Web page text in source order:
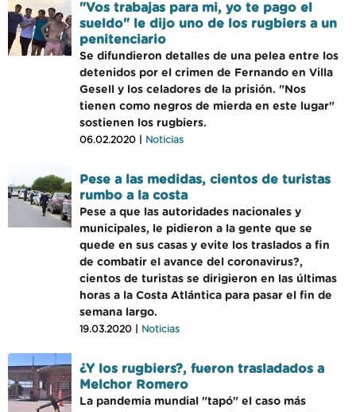
"Vos trabajas para mi, yo te pago el
sueldo" le dijo uno de los rugbiers a un
penitenciario
Se difundieron detalles de una pelea entre los
detenidos por el crimen de Fernando en Villa
Gesell y los celadores de la prisión. "Nos
tienen como negros de mierda en este lugar"
sostienen los rugbiers.
06.02.2020 | Noticias
Pese a las medidas, cientos de turistas
rumbo a la costa
Pese a que las autoridades nacionales y
municipales, le pidieron a la gente que se
quede en sus casas y evite los traslados a fin
de combatir el avance del coronavirus?,
cientos de turistas se dirigieron en las últimas
horas a la Costa Atlántica para pasar el fin de
semana largo.
19.03.2020 | Noticias
¿Y los rugbiers?, fueron trasladados a
Melchor Romero
La pandemia mundial "tapó" el caso más